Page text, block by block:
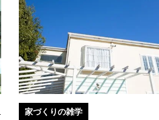
家づくりの雑学